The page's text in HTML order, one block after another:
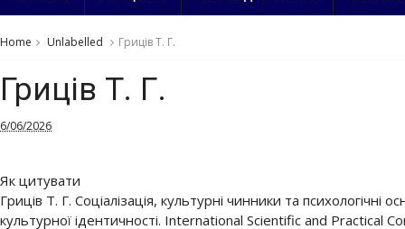
Home Unlabelled Гриців Т. Г.
Гриців Т. Г.
6/06/2026
Як цитувати
Гриців Т. Г. Соціалізація, культурні чинники та психологічні
культурної ідентичності. International Scientific and Practical